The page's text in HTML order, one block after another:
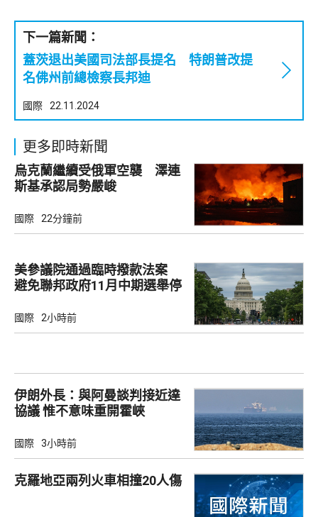
下一篇新聞：
蓋茨退出美國司法部長提名 特朗普改提
名佛州前總檢察長邦迪
國際 22.11.2024
更多即時新聞
烏克蘭繼續受俄軍空襲 澤連
斯基承認局勢嚴峻
國際 22分鐘前
美參議院通過臨時撥款法案
避免聯邦政府11月中期選舉停
國際 2小時前
伊朗外長：與阿曼談判接近達
協議 惟不意味重開霍峽
國際 3小時前
克羅地亞兩列火車相撞20人傷